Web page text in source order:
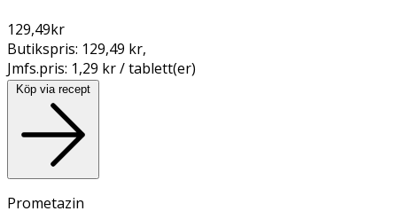
129,49kr
Butikspris: 129,49 kr,
Jmfs.pris: 1,29 kr / tablett(er)
Köp via recept
Prometazin